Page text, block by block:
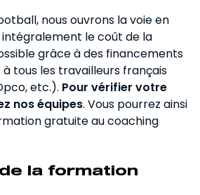
nous ouvrons la voie en
le coût de la
grâce à des financements
tous les travailleurs français
etc.). Pour vérifier votre
nos équipes. Vous pourrez ainsi
gratuite au coaching
la formation